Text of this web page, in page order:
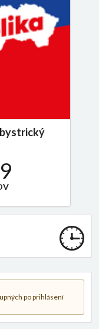
po prihlásení